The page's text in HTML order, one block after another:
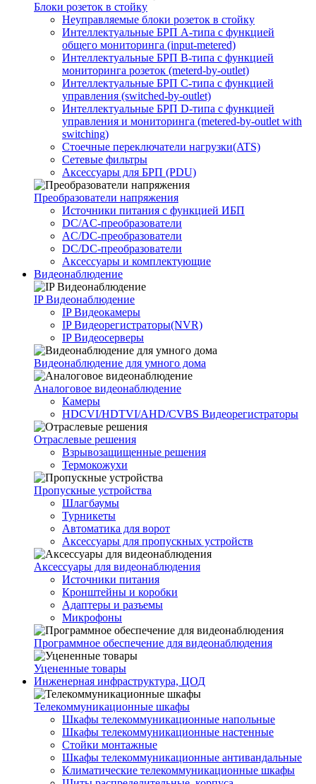
Блоки розеток в стойку
Неуправляемые блоки розеток в стойку
Интеллектуальные БРП А-типа с функцией
общего мониторинга (input-metered)
Интеллектуальные БРП B-типа с функцией
мониторинга розеток (meterd-by-outlet)
Интеллектуальные БРП C-типа с функцией
управления (switched-by-outlet)
Интеллектуальные БРП D-типа с функцией
управления и мониторинга (metered-by-outlet with
switching)
Стоечные переключатели нагрузки(ATS)
Сетевые фильтры
Аксессуары для БРП (PDU)
Преобразователи напряжения
Источники питания c функцией ИБП
DC/AC-преобразователи
AC/DC-преобразователи
DC/DC-преобразователи
Аксессуары и комплектующие
Видеонаблюдение
IP Видеонаблюдение
IP Видеокамеры
IP Видеорегистраторы(NVR)
IP Видеосерверы
Видеонаблюдение для умного дома
Аналоговое видеонаблюдение
Камеры
HDCVI/HDTVI/AHD/CVBS Видеорегистраторы
Отраслевые решения
Взрывозащищенные решения
Термокожухи
Пропускные устройства
Шлагбаумы
Турникеты
Автоматика для ворот
Аксессуары для пропускных устройств
Аксессуары для видеонаблюдения
Источники питания
Кронштейны и коробки
Адаптеры и разъемы
Микрофоны
Программное обеспечение для видеонаблюдения
Уцененные товары
Инженерная инфраструктура, ЦОД
Телекоммуникационные шкафы
Шкафы телекоммуникационные напольные
Шкафы телекоммуникационные настенные
Стойки монтажные
Шкафы телекоммуникационные антивандальные
Климатические телекоммуникационные шкафы